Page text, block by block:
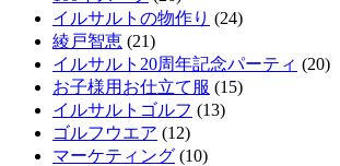
イルサルトの物作り (24)
綾戸智恵 (21)
イルサルト20周年記念パーティ (20)
お子様用お仕立て服 (15)
イルサルトゴルフ (13)
ゴルフウエア (12)
マーケティング (10)